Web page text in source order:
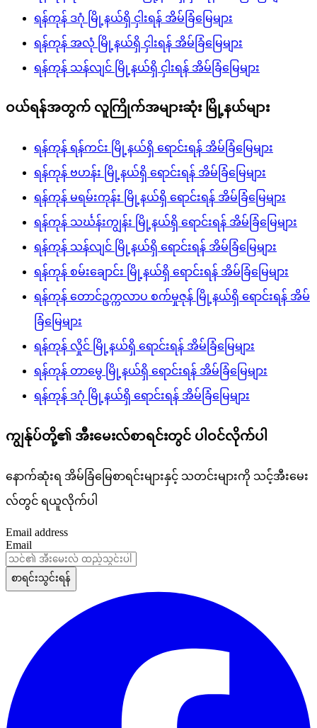
ရန်ကုန် ဒဂုံ မြို့နယ်ရှိ ငှါးရန် အိမ်ခြံမြေများ
ရန်ကုန် အလုံ မြို့နယ်ရှိ ငှါးရန် အိမ်ခြံမြေများ
ရန်ကုန် သန်လျင် မြို့နယ်ရှိ ငှါးရန် အိမ်ခြံမြေများ
ဝယ်ရန်အတွက် လူကြိုက်အများဆုံး မြို့နယ်များ
ရန်ကုန် ရန်ကင်း မြို့နယ်ရှိ ရောင်းရန် အိမ်ခြံမြေများ
ရန်ကုန် ဗဟန်း မြို့နယ်ရှိ ရောင်းရန် အိမ်ခြံမြေများ
ရန်ကုန် မရမ်းကုန်း မြို့နယ်ရှိ ရောင်းရန် အိမ်ခြံမြေများ
ရန်ကုန် သင်္ဃန်းကျွန်း မြို့နယ်ရှိ ရောင်းရန် အိမ်ခြံမြေများ
ရန်ကုန် သန်လျင် မြို့နယ်ရှိ ရောင်းရန် အိမ်ခြံမြေများ
ရန်ကုန် စမ်းချောင်း မြို့နယ်ရှိ ရောင်းရန် အိမ်ခြံမြေများ
ရန်ကုန် တောင်ဥက္ကလာပ စက်မှုဇုန် မြို့နယ်ရှိ ရောင်းရန် အိမ်
ခြံမြေများ
ရန်ကုန် လှိုင် မြို့နယ်ရှိ ရောင်းရန် အိမ်ခြံမြေများ
ရန်ကုန် တာမွေ မြို့နယ်ရှိ ရောင်းရန် အိမ်ခြံမြေများ
ရန်ကုန် ဒဂုံ မြို့နယ်ရှိ ရောင်းရန် အိမ်ခြံမြေများ
ကျွန်ုပ်တို့၏ အီးမေးလ်စာရင်းတွင် ပါဝင်လိုက်ပါ
နောက်ဆုံးရ အိမ်ခြံမြေစာရင်းများနှင့် သတင်းများကို သင်ံ့အီးမေး
လ်တွင် ရယူလိုက်ပါ
Email address
Email
စာရင်းသွင်းရန်